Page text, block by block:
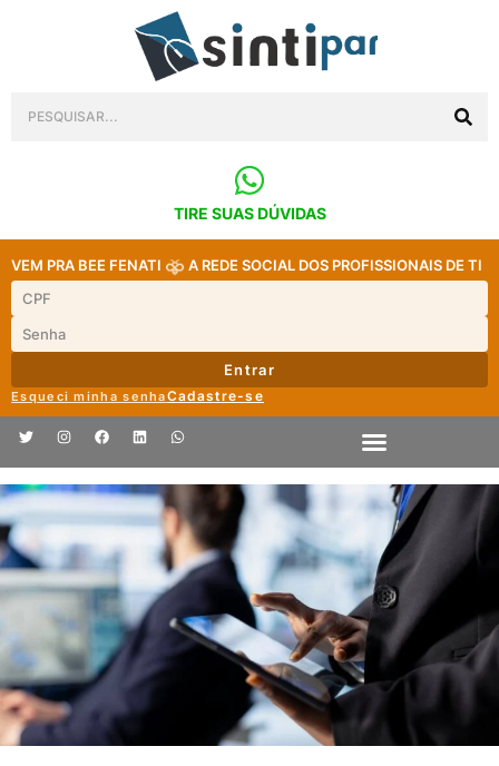
TIRE SUAS DÚVIDAS
VEM PRA BEE FENATI A REDE SOCIAL DOS PROFISSIONAIS DE TI
Entrar
Esqueci minha senhaCadastre-se